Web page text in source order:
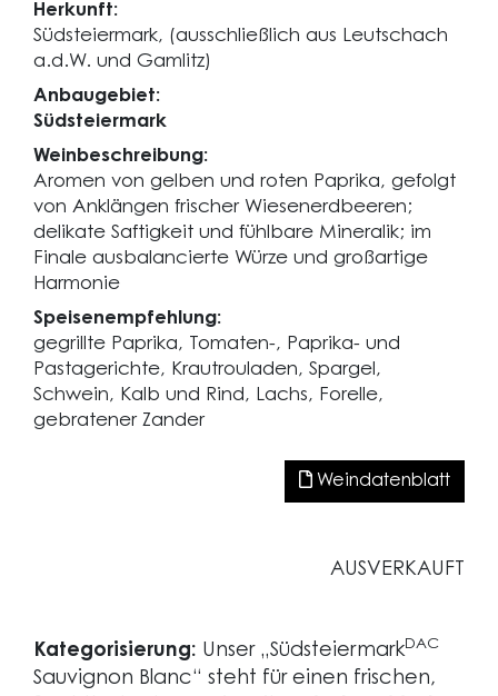
Herkunft:
Südsteiermark, (ausschließlich aus Leutschach
a.d.W. und Gamlitz)
Anbaugebiet:
Südsteiermark
Weinbeschreibung:
Aromen von gelben und roten Paprika, gefolgt
von Anklängen frischer Wiesenerdbeeren;
delikate Saftigkeit und fühlbare Mineralik; im
Finale ausbalancierte Würze und großartige
Harmonie
Speisenempfehlung:
gegrillte Paprika, Tomaten-, Paprika- und
Pastagerichte, Krautrouladen, Spargel,
Schwein, Kalb und Rind, Lachs, Forelle,
gebratener Zander
Weindatenblatt
AUSVERKAUFT
Kategorisierung: Unser „SüdsteiermarkDAC
Sauvignon Blanc“ steht für einen frischen,